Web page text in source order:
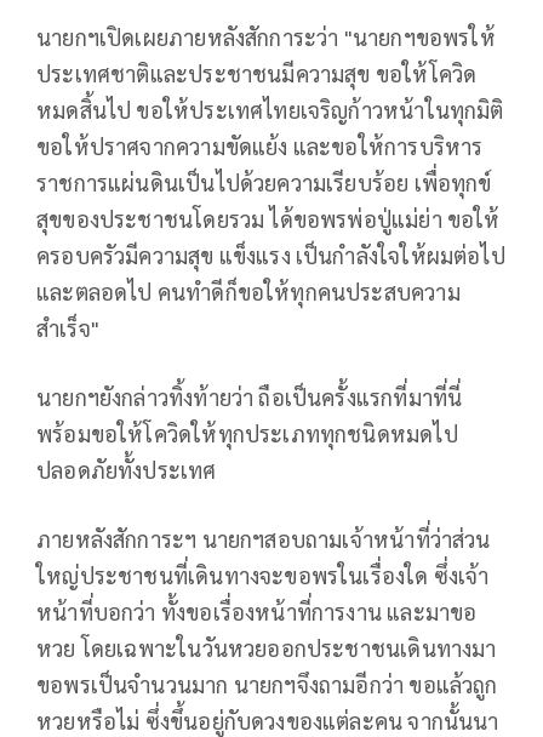
นายกฯเปิดเผยภายหลังสักการะว่า "นายกฯขอพรให้
ประเทศชาติและประชาชนมีความสุข ขอให้โควิด
หมดสิ้นไป ขอให้ประเทศไทยเจริญก้าวหน้าในทุกมิติ
ขอให้ปราศจากความขัดแย้ง และขอให้การบริหาร
ราชการแผ่นดินเป็นไปด้วยความเรียบร้อย เพื่อทุกข์
สุขของประชาชนโดยรวม ได้ขอพรพ่อปู่แม่ย่า ขอให้
ครอบครัวมีความสุข แข็งแรง เป็นกำลังใจให้ผมต่อไป
และตลอดไป คนทำดีก็ขอให้ทุกคนประสบความ
สำเร็จ"
นายกฯยังกล่าวทิ้งท้ายว่า ถือเป็นครั้งแรกที่มาที่นี่
พร้อมขอให้โควิดให้ทุกประเภททุกชนิดหมดไป
ปลอดภัยทั้งประเทศ
ภายหลังสักการะ​ฯ นายกฯสอบถามเจ้าหน้าที่​ว่าส่วน
ใหญ่ประชาชนที่เดินทางจะขอพรในเรื่องใด​ ซึ่งเจ้า
หน้าที่บอกว่า​ ทั้งขอเรื่องหน้าที่การงาน​ และมาขอ
หวย​ โดยเฉพาะ​ในวันหวยออก​ประชาชนเดินทางมา
ขอพรเป็นจำนวนมาก​ นายกฯจึงถามอีกว่า​ ขอแล้วถูก
หวยหรือไม่​ ซึ่งขึ้นอยู่กับดวงของแต่ละคน จากนั้นนา